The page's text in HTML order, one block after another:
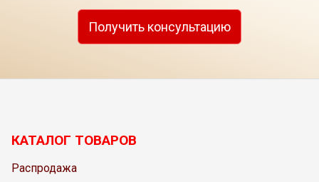
Получить консультацию
КАТАЛОГ ТОВАРОВ
Распродажа